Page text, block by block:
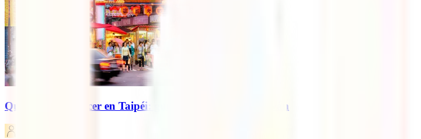
Qué ver y qué hacer en Taipéi: guía de la capital de Taiwán